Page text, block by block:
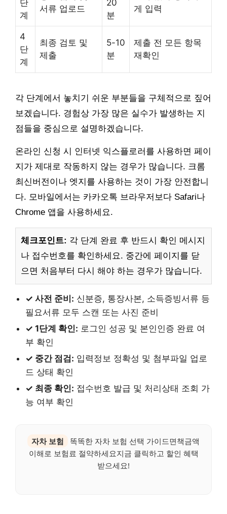
단
계
서류 업로드
20
분
게 입력
4
단
계
최종 검토 및
제출
5-10
분
제출 전 모든 항목
재확인
각 단계에서 놓치기 쉬운 부분들을 구체적으로 짚어
보겠습니다. 경험상 가장 많은 실수가 발생하는 지
점들을 중심으로 설명하겠습니다.
온라인 신청 시 인터넷 익스플로러를 사용하면 페이
지가 제대로 작동하지 않는 경우가 많습니다. 크롬
최신버전이나 엣지를 사용하는 것이 가장 안전합니
다. 모바일에서는 카카오톡 브라우저보다 Safari나
Chrome 앱을 사용하세요.
체크포인트: 각 단계 완료 후 반드시 확인 메시지
나 접수번호를 확인하세요. 중간에 페이지를 닫
으면 처음부터 다시 해야 하는 경우가 많습니다.
✓ 사전 준비: 신분증, 통장사본, 소득증빙서류 등
필요서류 모두 스캔 또는 사진 준비
✓ 1단계 확인: 로그인 성공 및 본인인증 완료 여
부 확인
✓ 중간 점검: 입력정보 정확성 및 첨부파일 업로
드 상태 확인
✓ 최종 확인: 접수번호 발급 및 처리상태 조회 가
능 여부 확인
자차 보험
똑똑한 자차 보험 선택 가이드면책금액
이해로 보험료 절약하세요지금 클릭하고 할인 혜택
받으세요!